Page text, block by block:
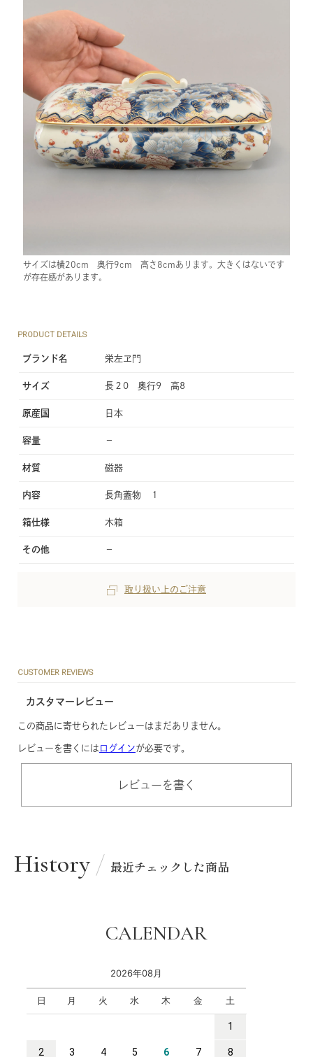
サイズは横20cm 奥行9cm 高さ8cmあります。大きくはないです
が存在感があります。
PRODUCT DETAILS
ブランド名 栄左ヱ門
サイズ 長２0 奥行9 高8
原産国 日本
容量 −
材質 磁器
内容 長角蓋物 １
箱仕様 木箱
その他 −
取り扱い上のご注意
CUSTOMER REVIEWS
カスタマーレビュー
この商品に寄せられたレビューはまだありません。
レビューを書くには ログインが必要です。
レビューを書く
History 最近チェックした商品
CALENDAR